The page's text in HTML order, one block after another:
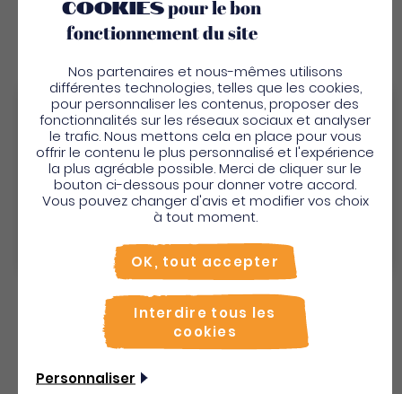
Villa Les Caramboles
Maisons vacances villas
Bienvenue en Martinique
Pour profiter de votre séjour et trouver des
activités en quelques clics, activez le mode “sur
place”.
Utiliser le mode surplace
cookiespour le bon
fonctionnement du site
Nos partenaires et nous-mêmes utilisons
différentes technologies, telles que les cookies,
pour personnaliser les contenus, proposer des
fonctionnalités sur les réseaux sociaux et analyser
le trafic. Nous mettons cela en place pour vous
offrir le contenu le plus personnalisé et l'expérience
la plus agréable possible. Merci de cliquer sur le
bouton ci-dessous pour donner votre accord.
Vous pouvez changer d'avis et modifier vos choix
à tout moment.
OK, tout accepter
Interdire tous les
cookies
Personnaliser